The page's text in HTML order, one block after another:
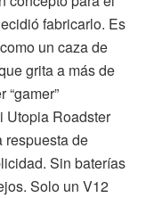
fabricarlo. Es
un caza de
grita a más de
Utopia Roadster
respuesta de
Sin baterías
Solo un V12